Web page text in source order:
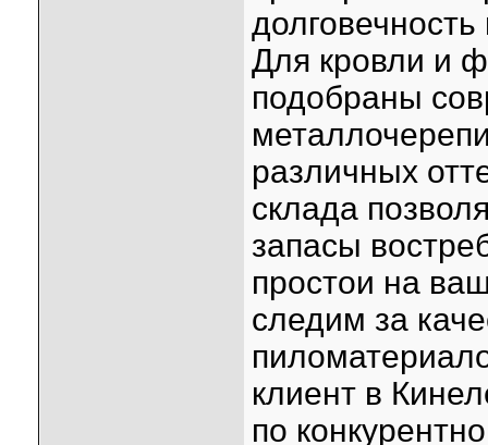
Для кровли и
подобраны
различных
склада
запасы
простои на
следим за
клиент в
по